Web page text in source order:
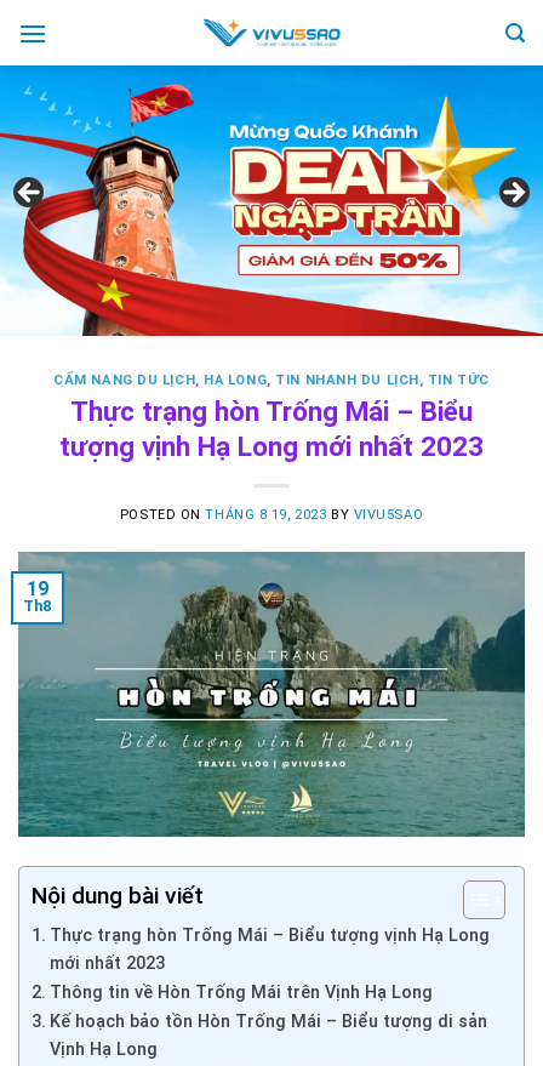
content
CẨM NANG DU LỊCH, HẠ LONG, TIN NHANH DU LỊCH, TIN TỨC
Thực trạng hòn Trống Mái – Biểu
tượng vịnh Hạ Long mới nhất 2023
POSTED ONTHÁNG 8 19, 2023 BY VIVU5SAO
19
Th8
Nội dung bài viết
Thực trạng hòn Trống Mái – Biểu tượng vịnh Hạ Long
mới nhất 2023
Thông tin về Hòn Trống Mái trên Vịnh Hạ Long
Kế hoạch bảo tồn Hòn Trống Mái – Biểu tượng di sản
Vịnh Hạ Long